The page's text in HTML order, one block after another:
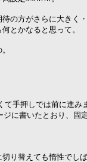
の方がさらに大きく・
とかなると思って。
手押しでは前に進み
ジに書いたとおり、固
り替えても惰性でし